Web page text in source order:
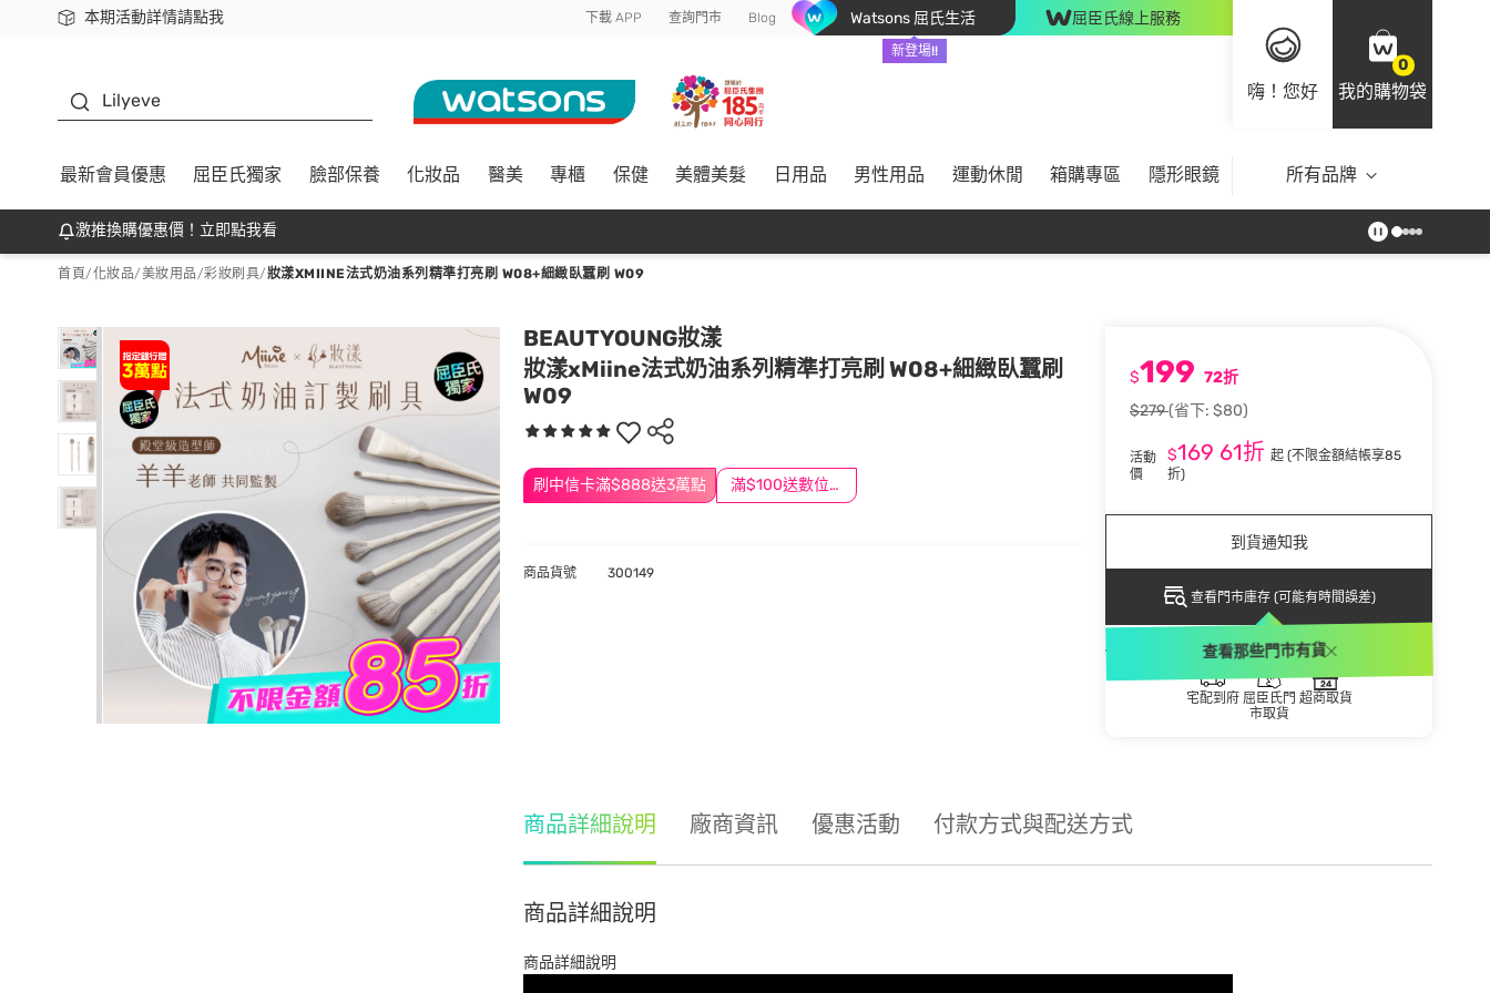
本期活動詳情請點我
下載app最高回饋$350 下載 APP 查詢門市 Blog Watsons 屈氏生活
新登場!!
屈臣氏線上服務
嗨！您好
0
我的購物袋
Lilyeve
最新會員優惠 屈臣氏獨家 臉部保養 化妝品 醫美 專櫃 保健 美體美髮 日用品 男性用品 運動休閒 箱購專區 隱形眼鏡 所有品牌
激推換購優惠價！立即點我看
首頁/化妝品/美妝用品/彩妝刷具/妝漾XMIINE法式奶油系列精準打亮刷 W08+細緻臥蠶刷 W09
BEAUTYOUNG妝漾
妝漾xMiine法式奶油系列精準打亮刷 W08+細緻臥蠶刷
W09
刷中信卡滿$888送3萬點 滿$100送數位印花
$199 72折
$279(省下: $80)
活動
價
$169 61折起(不限金額結帳享85
折)
到貨通知我
查看門市庫存 (可能有時間誤差)
查看那些門市有貨
配送方式
宅配到府 屈臣氏門
市取貨
超商取貨
商品貨號 300149
商品詳細說明 廠商資訊 優惠活動 付款方式與配送方式
商品詳細說明
商品詳細說明